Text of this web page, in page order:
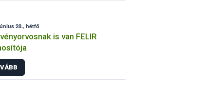
28., hétfő
is van FELIR